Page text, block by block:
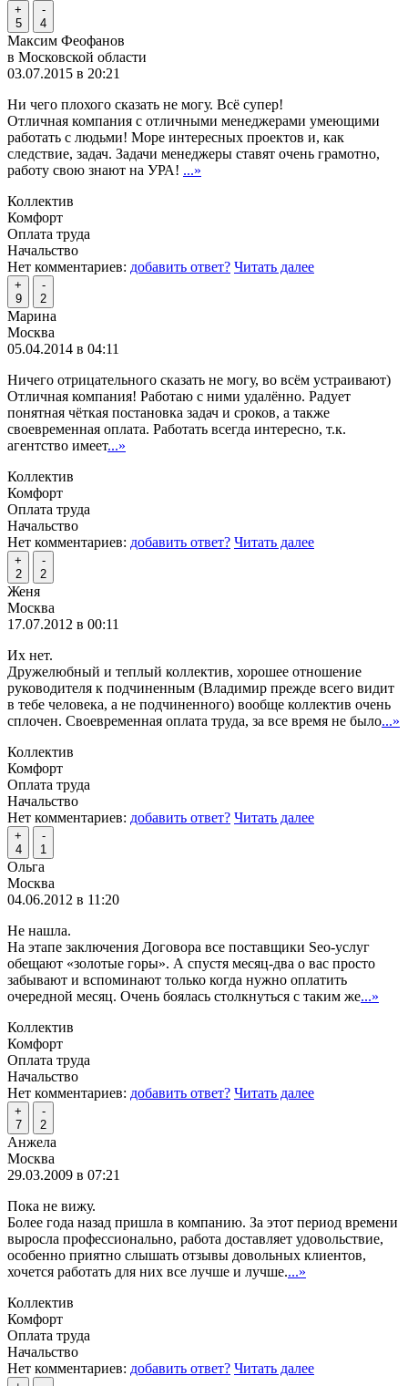
+
5
-
4
Максим Феофанов
в Московской области
03.07.2015 в 20:21
Ни чего плохого сказать не могу. Всё супер!
Отличная компания с отличными менеджерами умеющими
работать с людьми! Море интересных проектов и, как
следствие, задач. Задачи менеджеры ставят очень грамотно,
работу свою знают на УРА! ...»
Коллектив
Комфорт
Оплата труда
Начальство
Нет комментариев: добавить ответ? Читать далее
+
9
-
2
Марина
Москва
05.04.2014 в 04:11
Ничего отрицательного сказать не могу, во всём устраивают)
Отличная компания! Работаю с ними удалённо. Радует
понятная чёткая постановка задач и сроков, а также
своевременная оплата. Работать всегда интересно, т.к.
агентство имеет...»
Коллектив
Комфорт
Оплата труда
Начальство
Нет комментариев: добавить ответ? Читать далее
+
2
-
2
Женя
Москва
17.07.2012 в 00:11
Их нет.
Дружелюбный и теплый коллектив, хорошее отношение
руководителя к подчиненным (Владимир прежде всего видит
в тебе человека, а не подчиненного) вообще коллектив очень
сплочен. Своевременная оплата труда, за все время не было...»
Коллектив
Комфорт
Оплата труда
Начальство
Нет комментариев: добавить ответ? Читать далее
+
4
-
1
Ольга
Москва
04.06.2012 в 11:20
Не нашла.
На этапе заключения Договора все поставщики Seo-услуг
обещают «золотые горы». А спустя месяц-два о вас просто
забывают и вспоминают только когда нужно оплатить
очередной месяц. Очень боялась столкнуться с таким же...»
Коллектив
Комфорт
Оплата труда
Начальство
Нет комментариев: добавить ответ? Читать далее
+
7
-
2
Анжела
Москва
29.03.2009 в 07:21
Пока не вижу.
Более года назад пришла в компанию. За этот период времени
выросла профессионально, работа доставляет удовольствие,
особенно приятно слышать отзывы довольных клиентов,
хочется работать для них все лучше и лучше....»
Коллектив
Комфорт
Оплата труда
Начальство
Нет комментариев: добавить ответ? Читать далее